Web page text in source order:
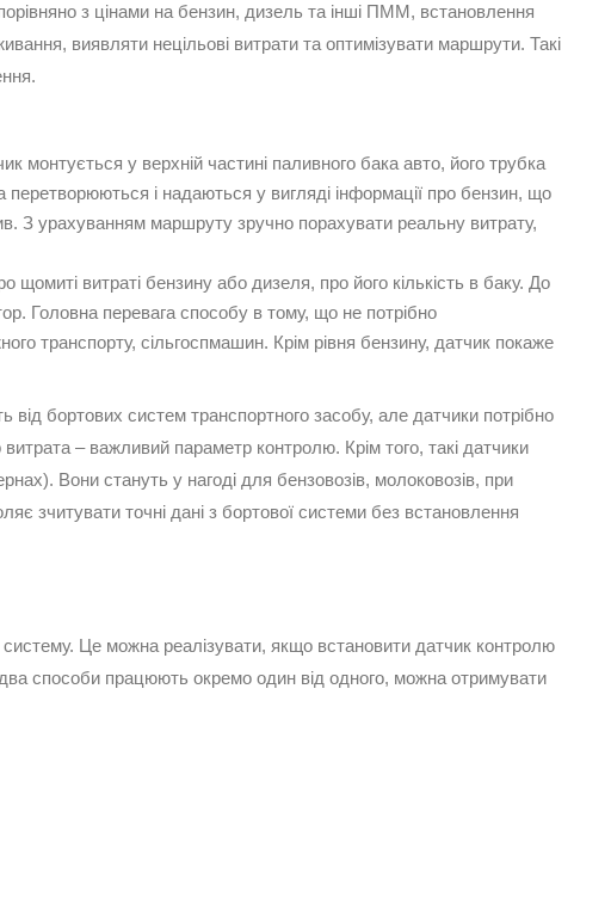
з цінами на бензин, дизель та інші ПММ, встановлення
виявляти нецільові витрати та оптимізувати маршрути. Такі
монтується у верхній частині паливного бака авто, його трубка
і надаються у вигляді інформації про бензин, що
З урахуванням маршруту зручно порахувати реальну витрату,
витраті бензину або дизеля, про його кількість в баку. До
Головна перевага способу в тому, що не потрібно
транспорту, сільгоспмашин. Крім рівня бензину, датчик покаже
бортових систем транспортного засобу, але датчики потрібно
– важливий параметр контролю. Крім того, такі датчики
Вони стануть у нагоді для бензовозів, молоковозів, при
зчитувати точні дані з бортової системи без встановлення
Це можна реалізувати, якщо встановити датчик контролю
способи працюють окремо один від одного, можна отримувати